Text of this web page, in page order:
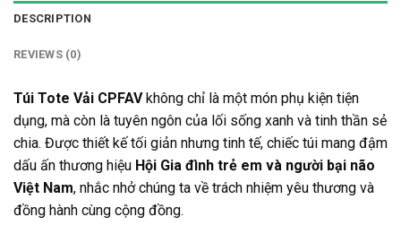
DESCRIPTION
REVIEWS (0)
Túi Tote Vải CPFAVkhông chỉ là một món phụ kiện tiện
dụng, mà còn là tuyên ngôn của lối sống xanh và tinh thần sẻ
chia. Được thiết kế tối giản nhưng tinh tế, chiếc túi mang đậm
dấu ấn thương hiệu Hội Gia đình trẻ em và người bại não
Việt Nam, nhắc nhở chúng ta về trách nhiệm yêu thương và
đồng hành cùng cộng đồng.